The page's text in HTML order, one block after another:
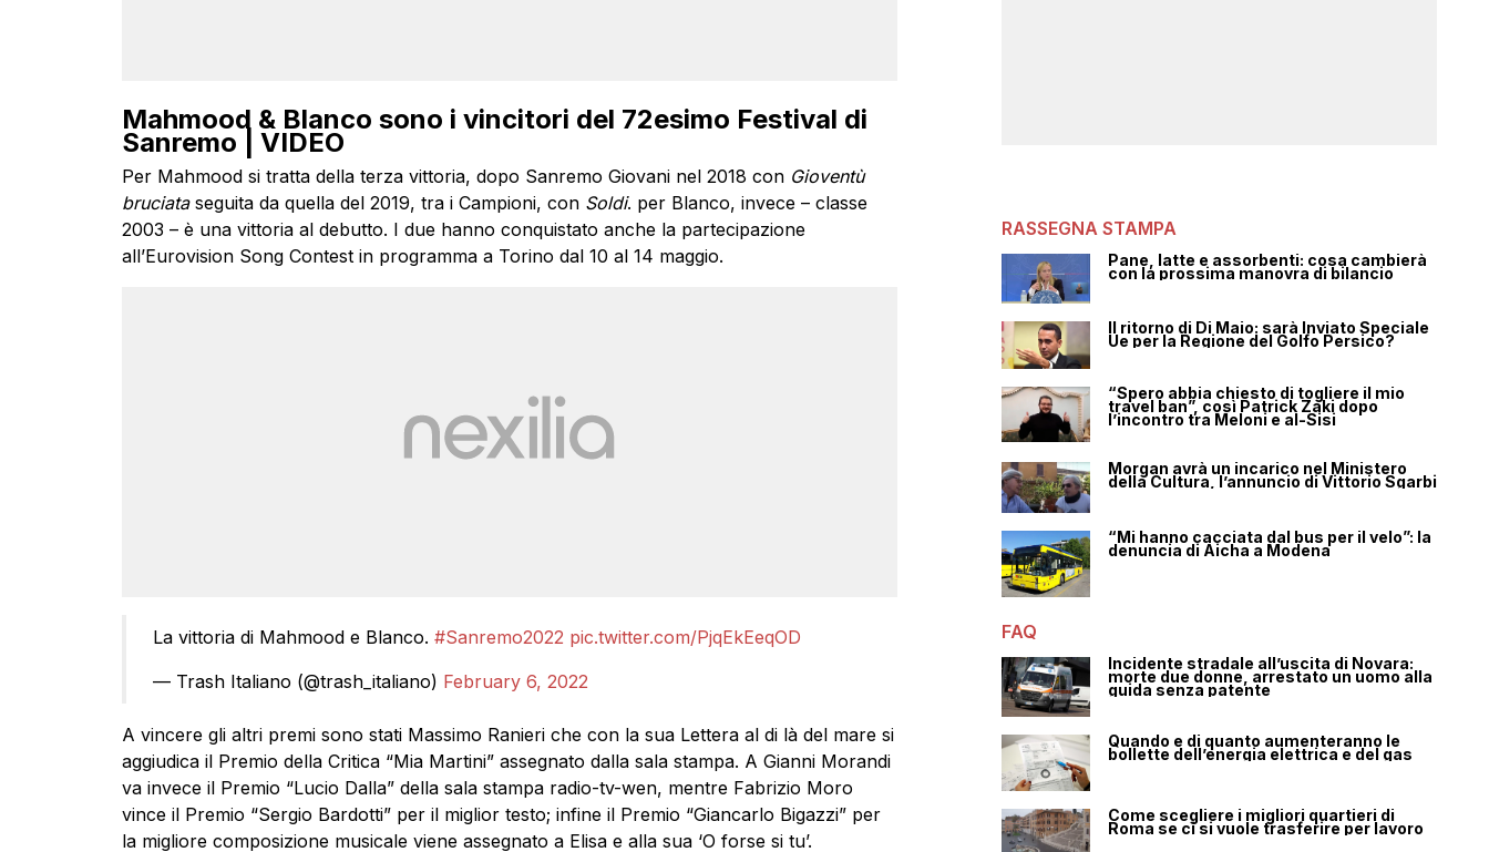
Mahmood & Blanco sono i vincitori del 72esimo Festival di
Sanremo | VIDEO
Per Mahmood si tratta della terza vittoria, dopo Sanremo Giovani nel 2018 con Gioventù
bruciataseguita da quella del 2019, tra i Campioni, con Soldi. per Blanco, invece – classe
2003 – è una vittoria al debutto. I due hanno conquistato anche la partecipazione
all’Eurovision Song Contest in programma a Torino dal 10 al 14 maggio.
La vittoria di Mahmood e Blanco. #Sanremo2022 pic.twitter.com/PjqEkEeqOD
— Trash Italiano (@trash_italiano) February 6, 2022
A vincere gli altri premi sono stati Massimo Ranieri che con la sua Lettera al di là del mare si
aggiudica il Premio della Critica “Mia Martini” assegnato dalla sala stampa. A Gianni Morandi
va invece il Premio “Lucio Dalla” della sala stampa radio-tv-wen, mentre Fabrizio Moro
vince il Premio “Sergio Bardotti” per il miglior testo; infine il Premio “Giancarlo Bigazzi” per
la migliore composizione musicale viene assegnato a Elisa e alla sua ‘O forse si tu’.
RASSEGNA STAMPA
Pane, latte e assorbenti: cosa cambierà
con la prossima manovra di bilancio
Il ritorno di Di Maio: sarà Inviato Speciale
Ue per la Regione del Golfo Persico?
“Spero abbia chiesto di togliere il mio
travel ban”, così Patrick Zaki dopo
l’incontro tra Meloni e al-Sisi
Morgan avrà un incarico nel Ministero
della Cultura, l’annuncio di Vittorio Sgarbi
“Mi hanno cacciata dal bus per il velo”: la
denuncia di Aicha a Modena
FAQ
Incidente stradale all’uscita di Novara:
morte due donne, arrestato un uomo alla
guida senza patente
Quando e di quanto aumenteranno le
bollette dell’energia elettrica e del gas
Come scegliere i migliori quartieri di
Roma se ci si vuole trasferire per lavoro